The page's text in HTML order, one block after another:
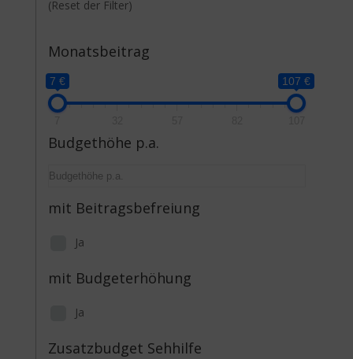
(Reset der Filter)
Monatsbeitrag
7 € 107 €
Budgethöhe p.a.
mit Beitragsbefreiung
Ja
mit Budgeterhöhung
Ja
Zusatzbudget Sehhilfe